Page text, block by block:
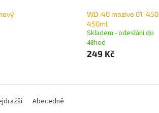
WD-40 mazivo 01-450
450ml
Skladem - odeslání do
48hod
249 Kč
Abecedně